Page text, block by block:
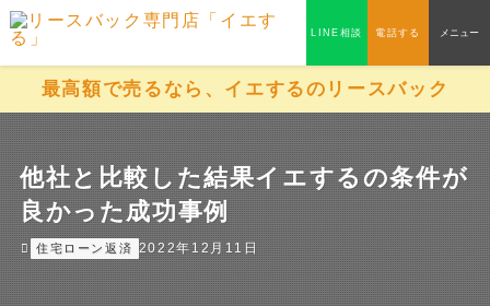
LINE相談 電話する メニュー
最高額で売るなら、イエするのリースバック
他社と比較した結果イエするの条件が
良かった成功事例
住宅ローン返済 2022年12月11日